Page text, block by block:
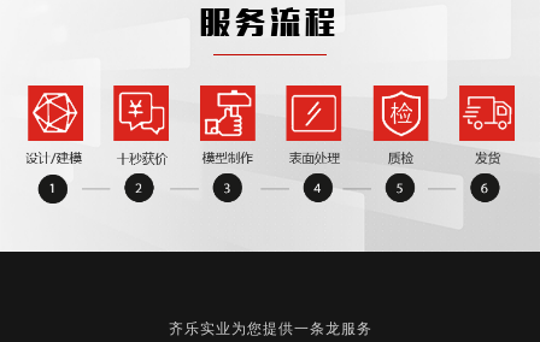
服务流程
齐乐实业为您提供一条龙服务